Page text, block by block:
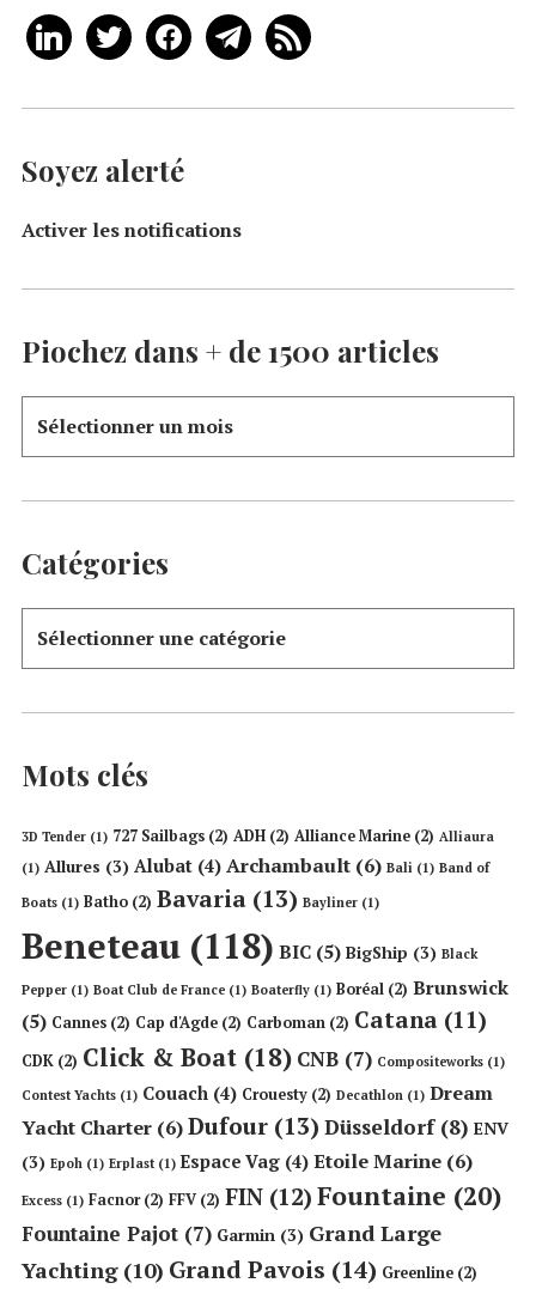
Soyez alerté
Activer les notifications
Piochez dans + de 1500 articles
Catégories
Mots clés
3D Tender (1) 727 Sailbags (2) ADH (2) Alliance Marine (2) Alliaura
(1) Allures (3) Alubat (4) Archambault (6) Bali (1) Band of
Boats (1) Batho (2) Bavaria (13) Bayliner (1)
Beneteau (118) BIC (5) BigShip (3) Black
Pepper (1) Boat Club de France (1) Boaterfly (1) Boréal (2) Brunswick
(5) Cannes (2) Cap d'Agde (2) Carboman (2) Catana (11)
CDK (2) Click & Boat (18) CNB (7) Compositeworks (1)
Contest Yachts (1) Couach (4) Crouesty (2) Decathlon (1) Dream
Yacht Charter (6)Dufour (13) Düsseldorf(8) ENV
(3) Epoh (1) Erplast (1) Espace Vag (4) Etoile Marine (6)
Excess (1) Facnor(2) FFV (2) FIN (12) Fountaine (20)
Fountaine Pajot (7) Garmin (3) Grand Large
Yachting(10) Grand Pavois (14) Greenline (2)